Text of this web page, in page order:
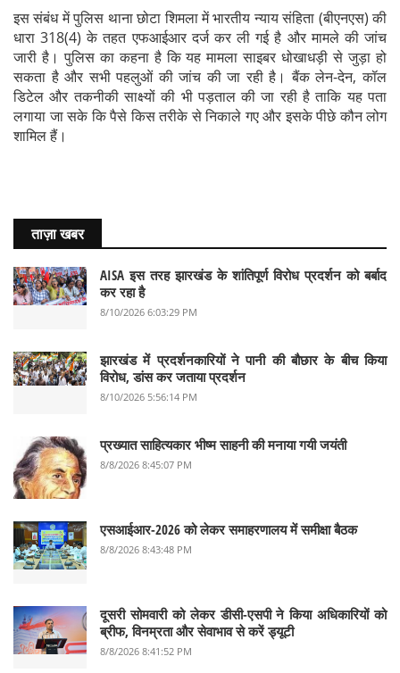
इस संबंध में पुलिस थाना छोटा शिमला में भारतीय न्याय संहिता (बीएनएस) की
धारा 318(4) के तहत एफआईआर दर्ज कर ली गई है और मामले की जांच
जारी है। पुलिस का कहना है कि यह मामला साइबर धोखाधड़ी से जुड़ा हो
सकता है और सभी पहलुओं की जांच की जा रही है। बैंक लेन-देन, कॉल
डिटेल और तकनीकी साक्ष्यों की भी पड़ताल की जा रही है ताकि यह पता
लगाया जा सके कि पैसे किस तरीके से निकाले गए और इसके पीछे कौन लोग
शामिल हैं।
ताज़ा खबर
AISA इस तरह झारखंड के शांतिपूर्ण विरोध प्रदर्शन को बर्बाद
कर रहा है
8/10/2026 6:03:29 PM
झारखंड में प्रदर्शनकारियों ने पानी की बौछार के बीच किया
विरोध, डांस कर जताया प्रदर्शन
8/10/2026 5:56:14 PM
प्रख्यात साहित्यकार भीष्म साहनी की मनाया गयी जयंती
8/8/2026 8:45:07 PM
एसआईआर-2026 को लेकर समाहरणालय में समीक्षा बैठक
8/8/2026 8:43:48 PM
दूसरी सोमवारी को लेकर डीसी-एसपी ने किया अधिकारियों को
ब्रीफ, विनम्रता और सेवाभाव से करें ड्यूटी
8/8/2026 8:41:52 PM